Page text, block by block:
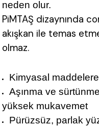
neden olur.
PiMTAŞ dizaynında
akışkan ile temas
olmaz.
Kimyasal
Aşınma ve
yüksek mukavemet
Pürüzsüz, parlak